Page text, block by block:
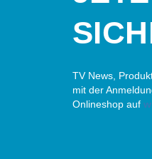
TV News,
mit der
Onlineshop auf